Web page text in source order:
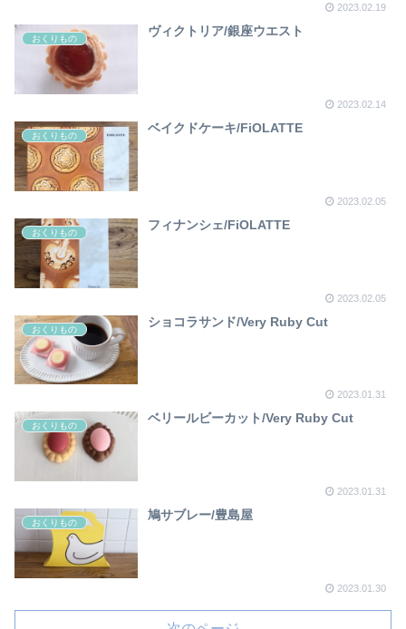
2023.02.19
おくりもの
ヴィクトリア/銀座ウエスト
2023.02.14
おくりもの
ベイクドケーキ/FiOLATTE
2023.02.05
おくりもの
フィナンシェ/FiOLATTE
2023.02.05
おくりもの
ショコラサンド/Very Ruby Cut
2023.01.31
おくりもの
ベリールビーカット/Very Ruby Cut
2023.01.31
おくりもの
鳩サブレー/豊島屋
2023.01.30